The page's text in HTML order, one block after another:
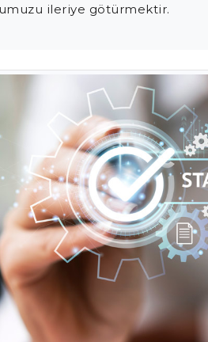
ileriye götürmektir.